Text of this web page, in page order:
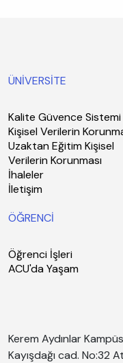
ÜNİVERSİTE
Kalite Güvence Sistemi
Kişisel Verilerin
Uzaktan Eğitim Kişisel
Verilerin Korunması
İhaleler
İletişim
ÖĞRENCİ
Öğrenci İşleri
ACU'da Yaşam
Kerem Aydınlar
Kayışdağı cad. No:32